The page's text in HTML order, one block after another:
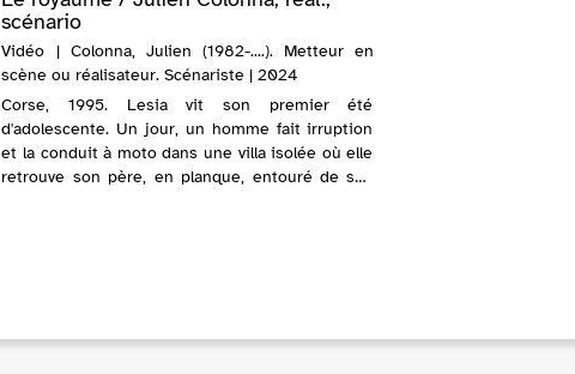
scénario
Vidéo | Colonna, Julien (1982-....). Metteur en
scène ou réalisateur. Scénariste | 2024
Corse, 1995. Lesia vit son premier été
d'adolescente. Un jour, un homme fait irruption
et la conduit à moto dans une villa isolée où elle
retrouve son père, en planque, entouré de ses